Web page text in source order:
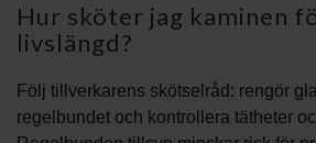
Hur sköter jag kaminen
livslängd?
Följ tillverkarens skötselråd: rengör
regelbundet och kontrollera tätheter